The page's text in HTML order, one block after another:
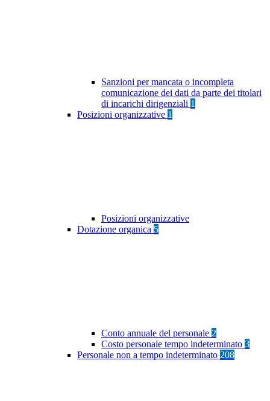
Sanzioni per mancata o incompleta
comunicazione dei dati da parte dei titolari
di incarichi dirigenziali 1
Posizioni organizzative 1
Posizioni organizzative
Dotazione organica 5
Conto annuale del personale 2
Costo personale tempo indeterminato 3
Personale non a tempo indeterminato 208